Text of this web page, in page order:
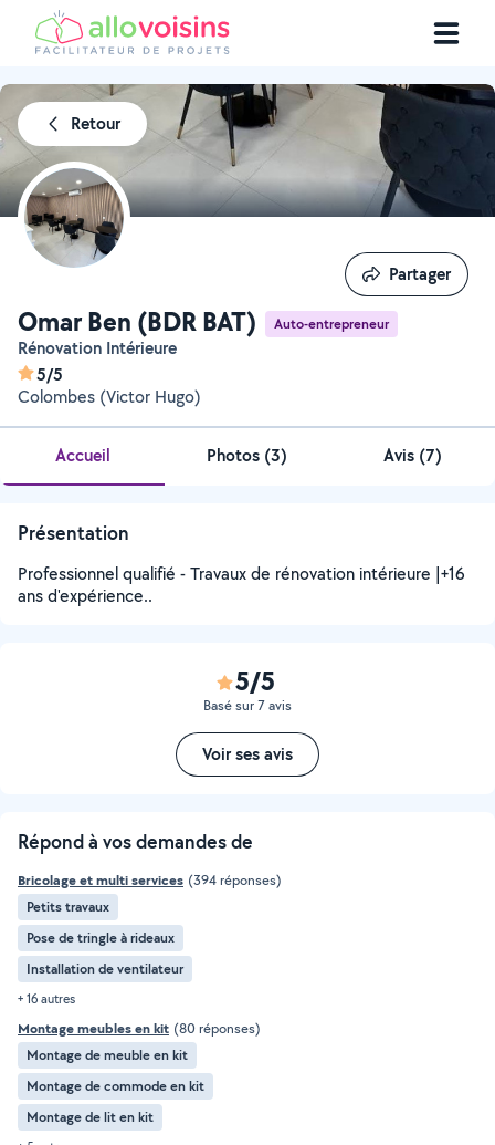
Retour
Omar Ben (BDR BAT) Auto-entrepreneur
Rénovation Intérieure
5/5
Colombes (Victor Hugo)
Partager
Partager
Accueil Photos (3) Avis (7)
Présentation
Professionnel qualifié - Travaux de rénovation intérieure |+16
ans d'expérience..
5/5
Basé sur 7 avis
Voir ses avis
Répond à vos demandes de
Bricolage et multi services (394 réponses)
Petits travaux
Pose de tringle à rideaux
Installation de ventilateur
+ 16 autres
Montage meubles en kit (80 réponses)
Montage de meuble en kit
Montage de commode en kit
Montage de lit en kit